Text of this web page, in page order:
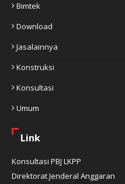
Bimtek
Download
Jasalainnya
Konstruksi
Konsultasi
Umum
Link
Konsultasi PBJ LKPP
Direktorat Jenderal Anggaran